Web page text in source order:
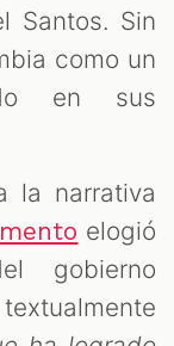
Santos. Sin
como un
en sus
la narrativa
elogió
gobierno